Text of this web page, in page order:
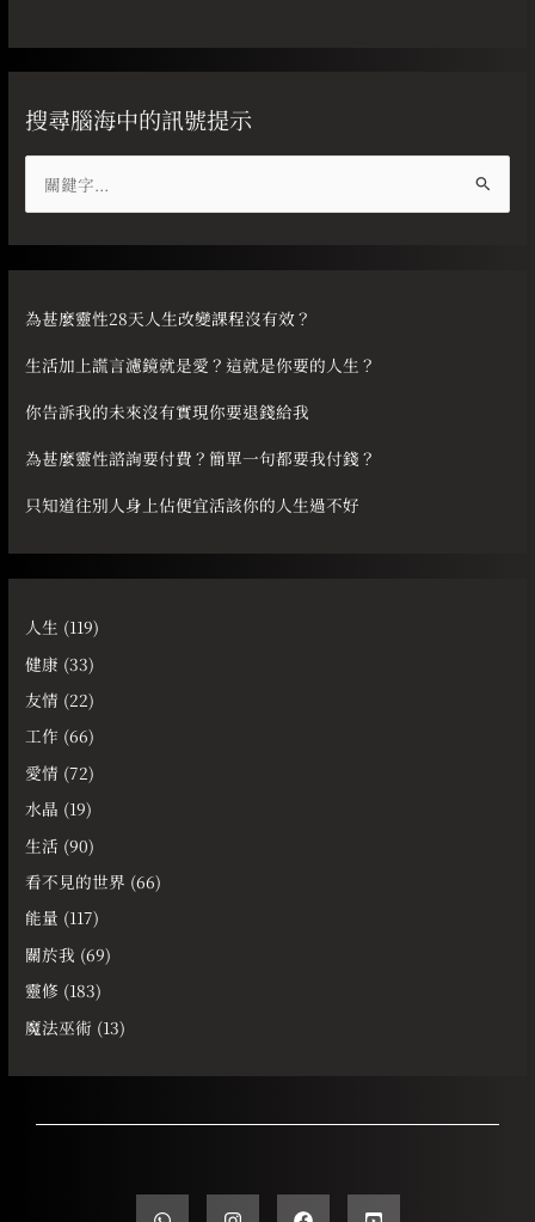
搜尋腦海中的訊號提示
尋
關
字
為甚麼靈性28天人生改變課程沒有效？
生活加上謊言濾鏡就是愛？這就是你要的人生？
你告訴我的未來沒有實現你要退錢給我
為甚麼靈性諮詢要付費？簡單一句都要我付錢？
只知道往別人身上佔便宜活該你的人生過不好
人生 (119)
健康 (33)
友情 (22)
工作 (66)
愛情 (72)
水晶 (19)
生活 (90)
看不見的世界 (66)
能量 (117)
關於我 (69)
靈修 (183)
魔法巫術 (13)